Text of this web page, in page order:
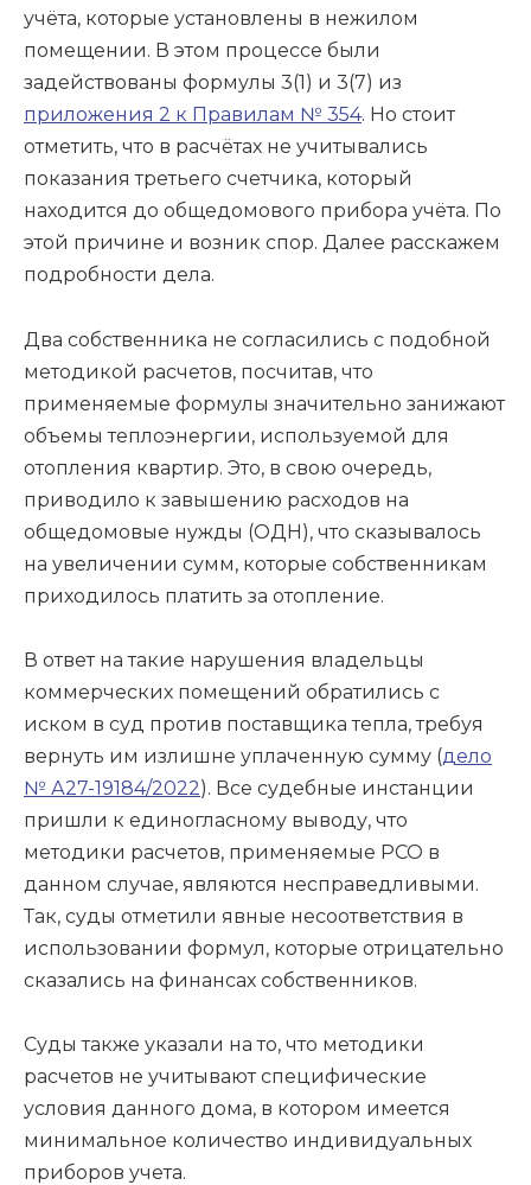
учёта, которые установлены в нежилом
помещении. В этом процессе были
задействованы формулы 3(1) и 3(7) из
приложения 2 к Правилам № 354. Но стоит
отметить, что в расчётах не учитывались
показания третьего счетчика, который
находится до общедомового прибора учёта. По
этой причине и возник спор. Далее расскажем
подробности дела.
Два собственника не согласились с подобной
методикой расчетов, посчитав, что
применяемые формулы значительно занижают
объемы теплоэнергии, используемой для
отопления квартир. Это, в свою очередь,
приводило к завышению расходов на
общедомовые нужды (ОДН), что сказывалось
на увеличении сумм, которые собственникам
приходилось платить за отопление.
В ответ на такие нарушения владельцы
коммерческих помещений обратились с
иском в суд против поставщика тепла, требуя
вернуть им излишне уплаченную сумму (дело
№ А27-19184/2022). Все судебные инстанции
пришли к единогласному выводу, что
методики расчетов, применяемые РСО в
данном случае, являются несправедливыми.
Так, суды отметили явные несоответствия в
использовании формул, которые отрицательно
сказались на финансах собственников.
Суды также указали на то, что методики
расчетов не учитывают специфические
условия данного дома, в котором имеется
минимальное количество индивидуальных
приборов учета.